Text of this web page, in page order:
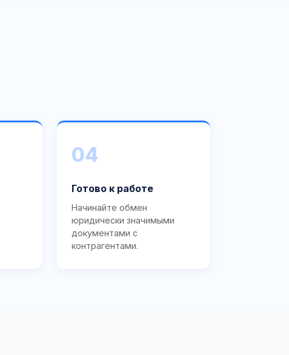
04
Готово к работе
Начинайте обмен
юридически значимыми
документами с
контрагентами.